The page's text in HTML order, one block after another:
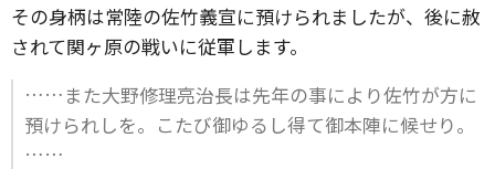
その身柄は常陸の佐竹義宣に預けられましたが、後に赦
されて関ヶ原の戦いに従軍します。
……また大野修理亮治長は先年の事により佐竹が方に
預けられしを。こたび御ゆるし得て御本陣に候せり。
……